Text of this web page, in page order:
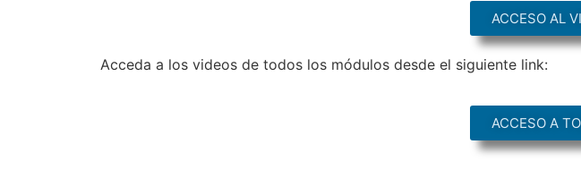
ACCESO AL
Acceda a los videos de todos los módulos desde el siguiente link:
ACCESO A